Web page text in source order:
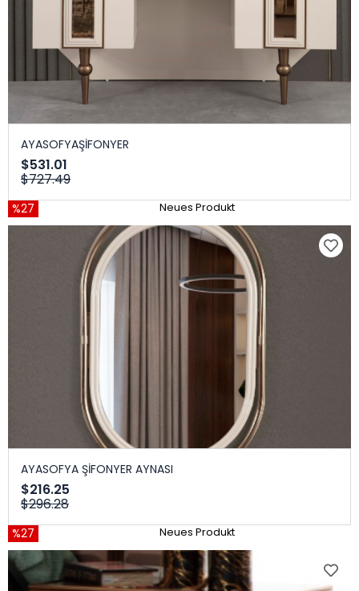
AYASOFYAŞİFONYER
$531.01
$727.49
%27 Neues Produkt
AYASOFYA ŞİFONYER AYNASI
$216.25
$296.28
%27 Neues Produkt